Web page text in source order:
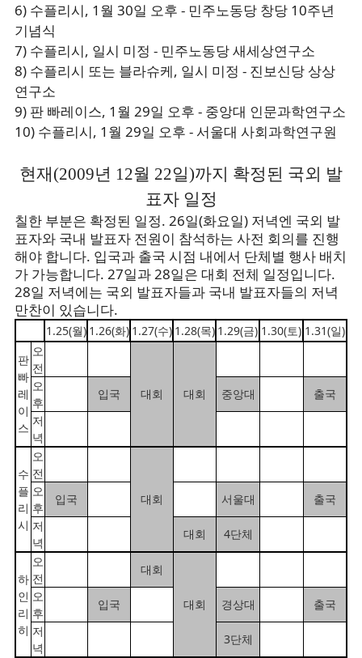
6) 수플리시, 1월 30일 오후 - 민주노동당 창당 10주년
기념식
7) 수플리시, 일시 미정 - 민주노동당 새세상연구소
8) 수플리시 또는 블라슈케, 일시 미정 - 진보신당 상상
연구소
9) 판 빠레이스, 1월 29일 오후 - 중앙대 인문과학연구소
10) 수플리시, 1월 29일 오후 - 서울대 사회과학연구원
현재(2009년 12월 22일)까지 확정된 국외 발
표자 일정
칠한 부분은 확정된 일정. 26일(화요일) 저녁엔 국외 발
표자와 국내 발표자 전원이 참석하는 사전 회의를 진행
해야 합니다. 입국과 출국 시점 내에서 단체별 행사 배치
가 가능합니다. 27일과 28일은 대회 전체 일정입니다.
28일 저녁에는 국외 발표자들과 국내 발표자들의 저녁
만찬이 있습니다.
1.25(월) 1.26(화) 1.27(수) 1.28(목) 1.29(금) 1.30(토) 1.31(일)
판
빠
레
이
스
오
전
대회
대회
오
후
입국 중앙대
출국
저
녁
수
플
리
시
오
전
대회
오
후
입국 서울대
출국
저
녁
대회 4단체
하
인
리
히
오
전
대회
대회
오
후
입국 경상대
출국
저
녁
3단체